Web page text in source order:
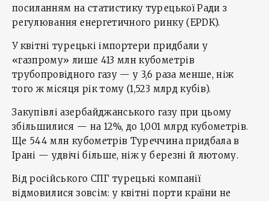
посиланням на статистику турецької Ради з
регулювання енергетичного ринку (EPDK).
У квітні турецькі імпортери придбали у
«газпрому» лише 413 млн кубометрів
трубопровідного газу — у 3,6 раза менше, ніж
того ж місяця рік тому (1,523 млрд кубів).
Закупівлі азербайджанського газу при цьому
збільшилися — на 12%, до 1,001 млрд кубометрів.
Ще 544 млн кубометрів Туреччина придбала в
Ірані — удвічі більше, ніж у березні й лютому.
Від російського СПГ турецькі компанії
відмовилися зовсім: у квітні порти країни не